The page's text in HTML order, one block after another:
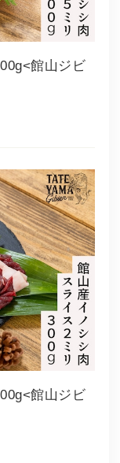
館山ジビ
館山ジビ